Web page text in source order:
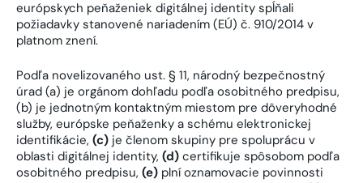
európskych peňaženiek digitálnej identity spĺňali
požiadavky stanovené nariadením (EÚ) č. 910/2014 v
platnom znení.
Podľa novelizovaného ust. § 11, národný bezpečnostný
úrad (a) je orgánom dohľadu podľa osobitného predpisu,
(b) je jednotným kontaktným miestom pre dôveryhodné
služby, európske peňaženky a schému elektronickej
identifikácie, (c) je členom skupiny pre spoluprácu v
oblasti digitálnej identity, (d) certifikuje spôsobom podľa
osobitného predpisu, (e) plní oznamovacie povinnosti